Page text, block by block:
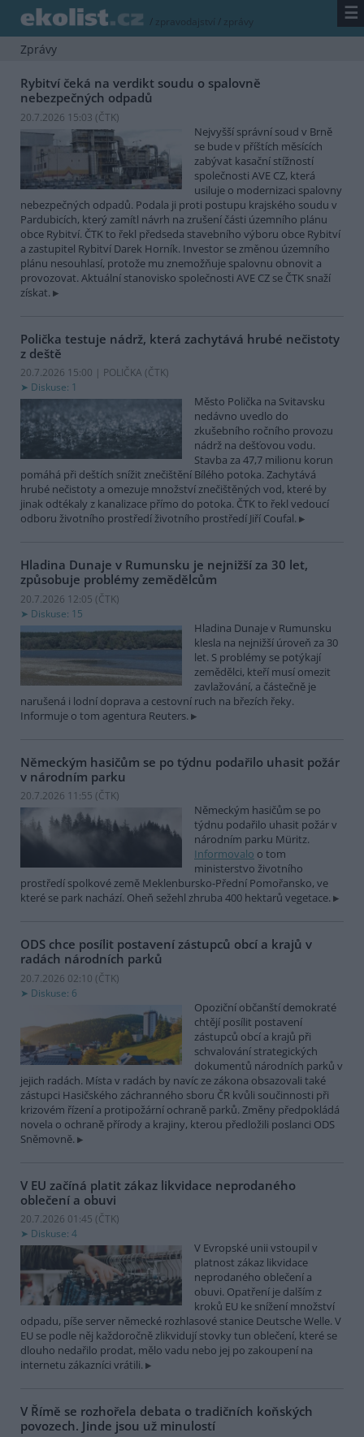
/ zpravodajství / zprávy ☰
Zprávy
Rybitví čeká na verdikt soudu o spalovně
nebezpečných odpadů
20.7.2026 15:03 (ČTK)
Nejvyšší správní soud v Brně
se bude v příštích měsících
zabývat kasační stížností
společnosti AVE CZ, která
usiluje o modernizaci spalovny
nebezpečných odpadů. Podala ji proti postupu krajského soudu v
Pardubicích, který zamítl návrh na zrušení části územního plánu
obce Rybitví. ČTK to řekl předseda stavebního výboru obce Rybitví
a zastupitel Rybitví Darek Horník. Investor se změnou územního
plánu nesouhlasí, protože mu znemožňuje spalovnu obnovit a
provozovat. Aktuální stanovisko společnosti AVE CZ se ČTK snaží
získat.
Polička testuje nádrž, která zachytává hrubé nečistoty
z deště
20.7.2026 15:00 | POLIČKA (ČTK)
Diskuse: 1
Město Polička na Svitavsku
nedávno uvedlo do
zkušebního ročního provozu
nádrž na dešťovou vodu.
Stavba za 47,7 milionu korun
pomáhá při deštích snížit znečištění Bílého potoka. Zachytává
hrubé nečistoty a omezuje množství znečištěných vod, které by
jinak odtékaly z kanalizace přímo do potoka. ČTK to řekl vedoucí
odboru životního prostředí životního prostředí Jiří Coufal.
Hladina Dunaje v Rumunsku je nejnižší za 30 let,
způsobuje problémy zemědělcům
20.7.2026 12:05 (ČTK)
Diskuse: 15
Hladina Dunaje v Rumunsku
klesla na nejnižší úroveň za 30
let. S problémy se potýkají
zemědělci, kteří musí omezit
zavlažování, a částečně je
narušená i lodní doprava a cestovní ruch na březích řeky.
Informuje o tom agentura Reuters.
Německým hasičům se po týdnu podařilo uhasit požár
v národním parku
20.7.2026 11:55 (ČTK)
Německým hasičům se po
týdnu podařilo uhasit požár v
národním parku Müritz.
Informovalo o tom
ministerstvo životního
prostředí spolkové země Meklenbursko-Přední Pomořansko, ve
které se park nachází. Oheň sežehl zhruba 400 hektarů vegetace.
ODS chce posílit postavení zástupců obcí a krajů v
radách národních parků
20.7.2026 02:10 (ČTK)
Diskuse: 6
Opoziční občanští demokraté
chtějí posílit postavení
zástupců obcí a krajů při
schvalování strategických
dokumentů národních parků v
jejich radách. Místa v radách by navíc ze zákona obsazovali také
zástupci Hasičského záchranného sboru ČR kvůli součinnosti při
krizovém řízení a protipožární ochraně parků. Změny předpokládá
novela o ochraně přírody a krajiny, kterou předložili poslanci ODS
Sněmovně.
V EU začíná platit zákaz likvidace neprodaného
oblečení a obuvi
20.7.2026 01:45 (ČTK)
Diskuse: 4
V Evropské unii vstoupil v
platnost zákaz likvidace
neprodaného oblečení a
obuvi. Opatření je dalším z
kroků EU ke snížení množství
odpadu, píše server německé rozhlasové stanice Deutsche Welle. V
EU se podle něj každoročně zlikvidují stovky tun oblečení, které se
dlouho nedařilo prodat, mělo vadu nebo jej po zakoupení na
internetu zákazníci vrátili.
V Římě se rozhořela debata o tradičních koňských
povozech. Jinde jsou už minulostí